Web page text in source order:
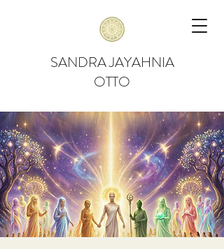
SANDRA JAYAHNIA
OTTO